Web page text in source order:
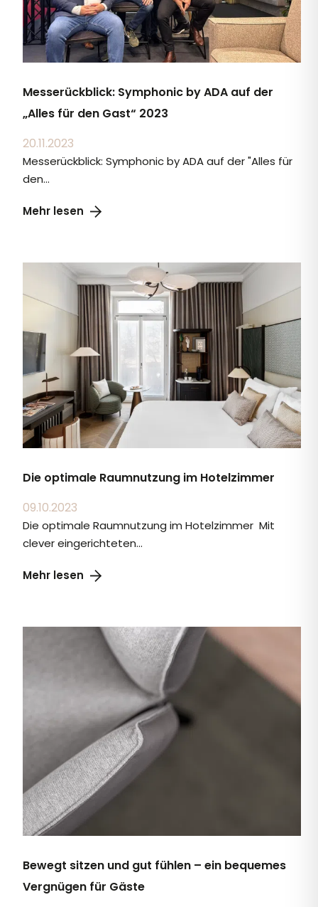
Messerückblick: Symphonic by ADA auf der
„Alles für den Gast“ 2023
20.11.2023
Messerückblick: Symphonic by ADA auf der "Alles für
den...
Die optimale Raumnutzung im Hotelzimmer
09.10.2023
Die optimale Raumnutzung im Hotelzimmer Mit
clever eingerichteten...
Bewegt sitzen und gut fühlen – ein bequemes
Vergnügen für Gäste